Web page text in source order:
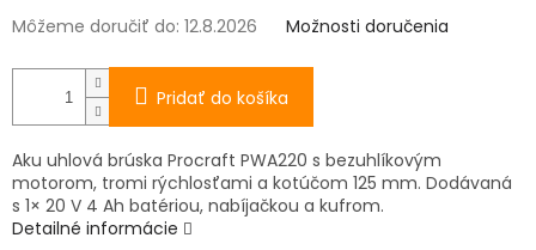
Môžeme doručiť do: 12.8.2026 Možnosti doručenia
Pridať do košíka
Aku uhlová brúska Procraft PWA220 s bezuhlíkovým
motorom, tromi rýchlosťami a kotúčom 125 mm. Dodávaná
s 1× 20 V 4 Ah batériou, nabíjačkou a kufrom.
Detailné informácie